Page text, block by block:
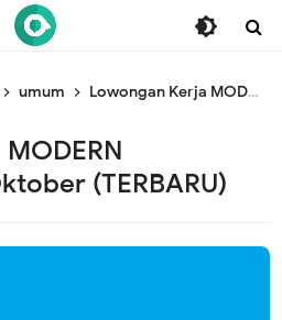
end */
umum Lowongan Kerja MODERN ADVERTISING Oktober (TERBARU)
(TERBARU)